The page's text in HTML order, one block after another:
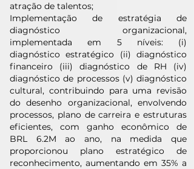
atração de talentos;
Implementação de estratégia de
diagnóstico organizacional,
implementada em 5 níveis: (i)
diagnóstico estratégico (ii) diagnóstico
financeiro (iii) diagnóstico de RH (iv)
diagnóstico de processos (v) diagnóstico
cultural, contribuindo para uma revisão
do desenho organizacional, envolvendo
processos, plano de carreira e estruturas
eficientes, com ganho econômico de
BRL 6.2M ao ano, na medida que
proporcionou plano estratégico de
reconhecimento, aumentando em 35% a